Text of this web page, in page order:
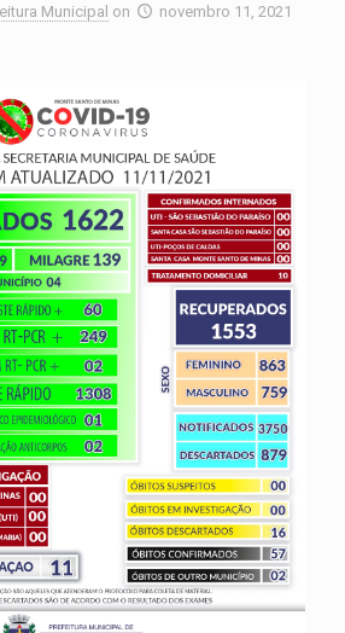
Municipal on novembro 11, 2021